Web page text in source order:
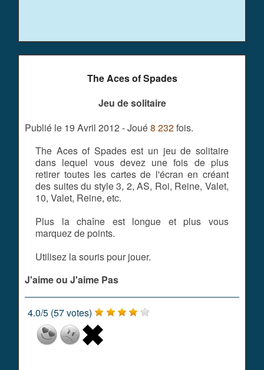
The Aces of Spades
Jeu de solitaire
Publié le 19 Avril 2012 - Joué8 232fois.
The Aces of Spades est un jeu de solitaire
dans lequel vous devez une fois de plus
retirer toutes les cartes de l'écran en créant
des suites du style 3, 2, AS, Roi, Reine, Valet,
10, Valet, Reine, etc.
Plus la chaîne est longue et plus vous
marquez de points.
Utilisez la souris pour jouer.
J'aime ou J'aime Pas
4.0/5 (57votes)